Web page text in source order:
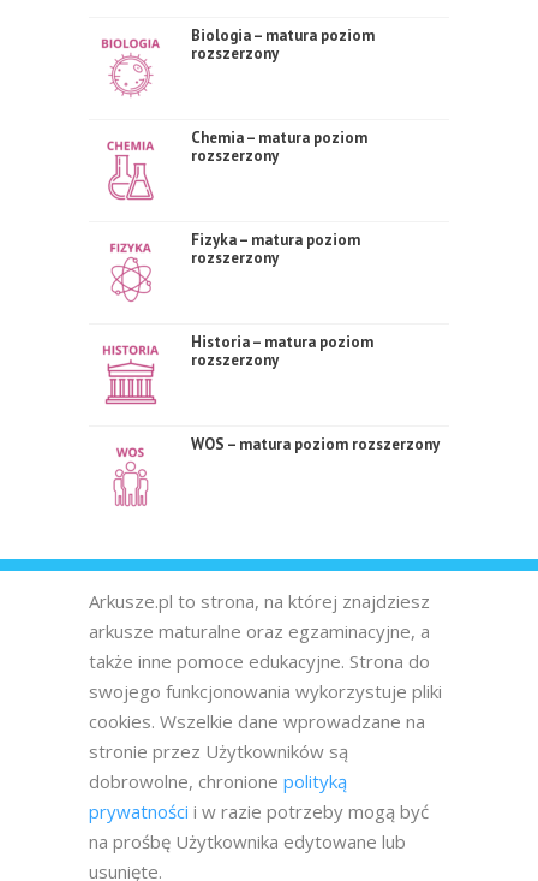
Biologia – matura poziom
rozszerzony
Chemia – matura poziom
rozszerzony
Fizyka – matura poziom
rozszerzony
Historia – matura poziom
rozszerzony
WOS – matura poziom rozszerzony
Arkusze.pl to strona, na której znajdziesz
arkusze maturalne oraz egzaminacyjne, a
także inne pomoce edukacyjne. Strona do
swojego funkcjonowania wykorzystuje pliki
cookies. Wszelkie dane wprowadzane na
stronie przez Użytkowników są
dobrowolne, chronione polityką
prywatności i w razie potrzeby mogą być
na prośbę Użytkownika edytowane lub
usunięte.